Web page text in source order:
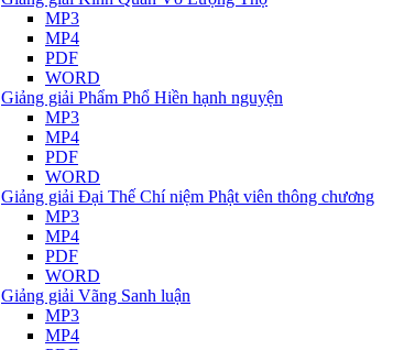
MP3
MP4
PDF
WORD
Giảng giải Phẩm Phổ Hiền hạnh nguyện
MP3
MP4
PDF
WORD
Giảng giải Đại Thế Chí niệm Phật viên thông chương
MP3
MP4
PDF
WORD
Giảng giải Vãng Sanh luận
MP3
MP4